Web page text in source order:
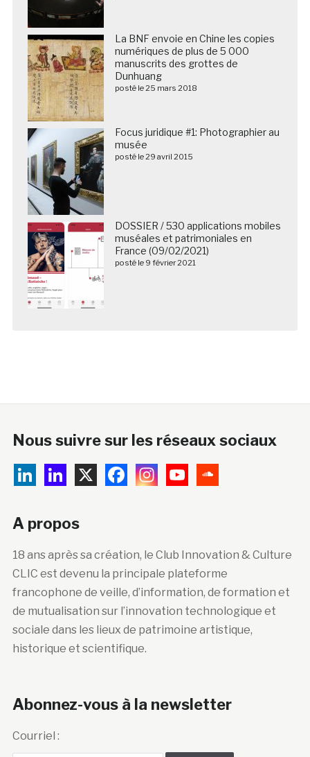
La BNF envoie en Chine les copies
numériques de plus de 5 000
manuscrits des grottes de
Dunhuang
posté le 25 mars 2018
Focus juridique #1: Photographier au
musée
posté le 29 avril 2015
DOSSIER / 530 applications mobiles
muséales et patrimoniales en
France (09/02/2021)
posté le 9 février 2021
Nous suivre sur les réseaux sociaux
A propos
18 ans après sa création, le Club Innovation & Culture
CLIC est devenu la principale plateforme
francophone de veille, d’information, de formation et
de mutualisation sur l’innovation technologique et
sociale dans les lieux de patrimoine artistique,
historique et scientifique.
Abonnez-vous à la newsletter
Courriel :